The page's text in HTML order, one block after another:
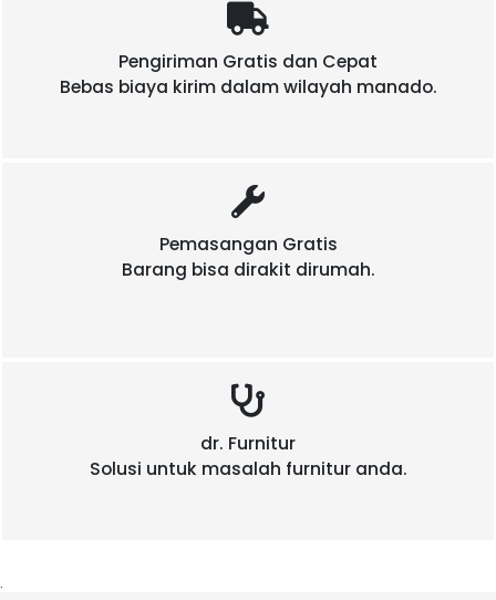
Pengiriman Gratis dan Cepat
Bebas biaya kirim dalam wilayah manado.
Pemasangan Gratis
Barang bisa dirakit dirumah.
dr. Furnitur
Solusi untuk masalah furnitur anda.